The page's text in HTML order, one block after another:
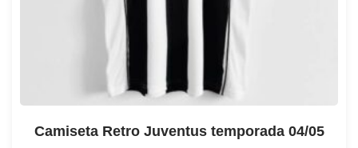
Camiseta Retro Juventus temporada 04/05